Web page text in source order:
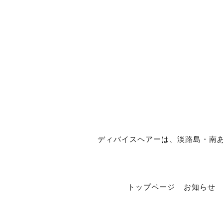
ディバイスヘアーは、淡路島・南
トップページ お知らせ